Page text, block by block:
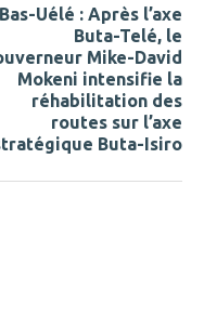
Bas-Uélé : Après l’axe
Buta-Telé, le
Mike-David
Mokeni intensifie la
réhabilitation des
routes sur l’axe
Buta-Isiro